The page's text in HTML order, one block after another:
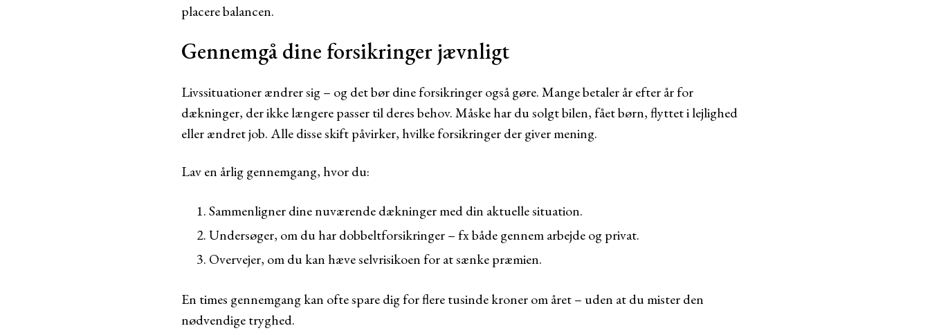
placere balancen.
Gennemgå dine forsikringer jævnligt
Livssituationer ændrer sig – og det bør dine forsikringer også gøre. Mange betaler år efter år for
dækninger, der ikke længere passer til deres behov. Måske har du solgt bilen, fået børn, flyttet i lejlighed
eller ændret job. Alle disse skift påvirker, hvilke forsikringer der giver mening.
Lav en årlig gennemgang, hvor du:
Sammenligner dine nuværende dækninger med din aktuelle situation.
Undersøger, om du har dobbeltforsikringer – fx både gennem arbejde og privat.
Overvejer, om du kan hæve selvrisikoen for at sænke præmien.
En times gennemgang kan ofte spare dig for flere tusinde kroner om året – uden at du mister den
nødvendige tryghed.